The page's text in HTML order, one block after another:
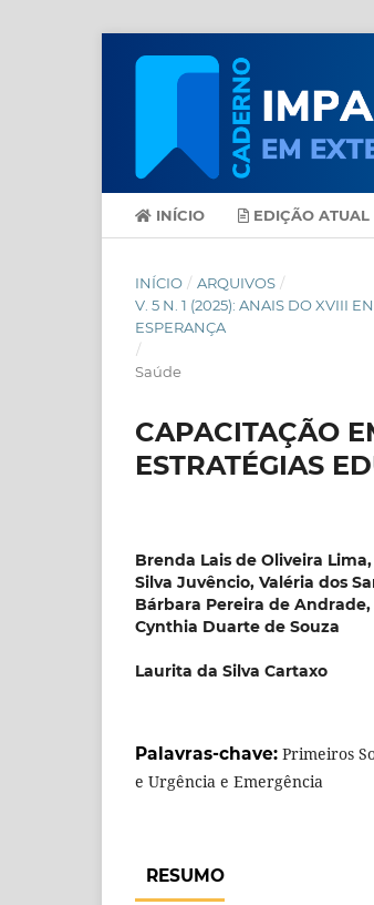
INÍCIO EDIÇÃO ATUAL
INÍCIO / ARQUIVOS /
V. 5 N. 1 (2025): ANAIS DO XVIII
ESPERANÇA
/
Saúde
CAPACITAÇÃO
ESTRATÉGIAS
Brenda Lais de Oliveira
Silva Juvêncio, Valéria dos
Bárbara Pereira de
Cynthia Duarte de Souza
Laurita da Silva Cartaxo
Palavras-chave: Primeiros
e Urgência e Emergência
RESUMO